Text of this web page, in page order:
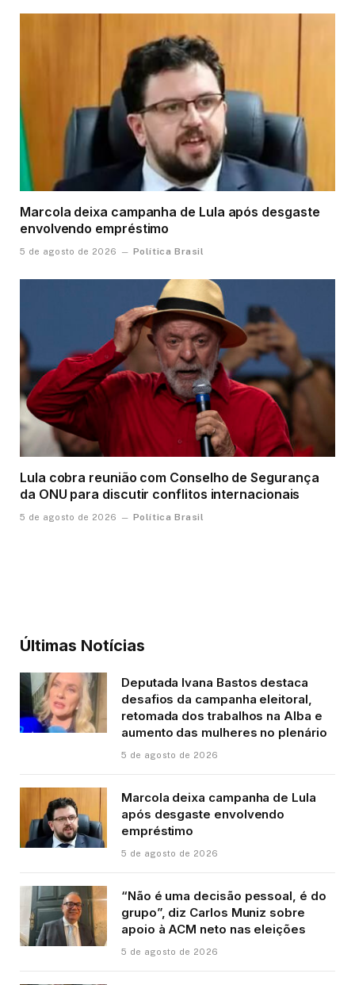
Marcola deixa campanha de Lula após desgaste
envolvendo empréstimo
5 de agosto de 2026 Política Brasil
Lula cobra reunião com Conselho de Segurança
da ONU para discutir conflitos internacionais
5 de agosto de 2026 Política Brasil
Últimas Notícias
Deputada Ivana Bastos destaca
desafios da campanha eleitoral,
retomada dos trabalhos na Alba e
aumento das mulheres no plenário
5 de agosto de 2026
Marcola deixa campanha de Lula
após desgaste envolvendo
empréstimo
5 de agosto de 2026
“Não é uma decisão pessoal, é do
grupo”, diz Carlos Muniz sobre
apoio à ACM neto nas eleições
5 de agosto de 2026